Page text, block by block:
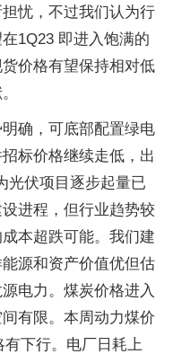
忧，不过我们认为行
1Q23 即进入饱满的
价格有望保持相对低
确，可底部配置绿电
标价格继续走低，出
光伏项目逐步起量已
进程，但行业趋势较
本超跌可能。我们建
源和资产价值优但估
电力。煤炭价格进入
有限。本周动力煤价
下行。电厂日耗上